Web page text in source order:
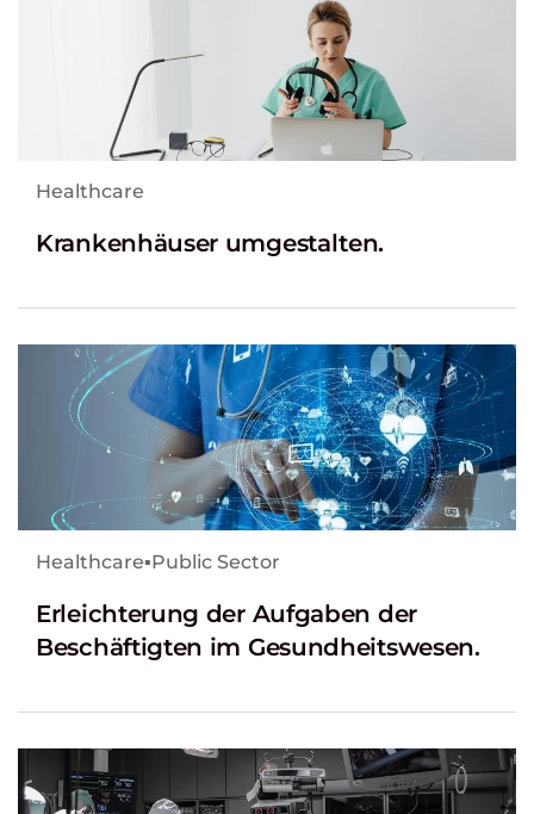
Healthcare
Krankenhäuser umgestalten.
Healthcare▪Public Sector
Erleichterung der Aufgaben der
Beschäftigten im Gesundheitswesen.